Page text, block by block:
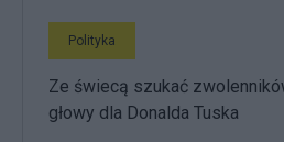
Polityka
Ze świecą szukać
głowy dla Donalda Tuska